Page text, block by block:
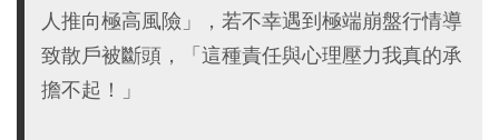
人推向極高風險」，若不幸遇到極端崩盤行情導
致散戶被斷頭，「這種責任與心理壓力我真的承
擔不起！」